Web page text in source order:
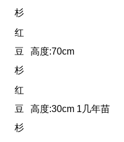
杉
红
豆
杉
高度:70cm
红
豆
杉
高度:30cm 1几年苗